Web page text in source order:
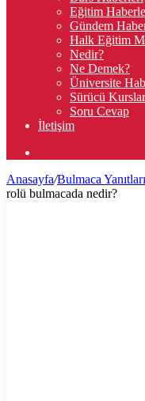
Eğitim
Gündem
Halk Eğitim
Nedir?
Ne Demek?
Üniversite
Sürücü
Soru Cevap
İletişim
...
Anasayfa/Bulmaca Yanıtları
rolü bulmacada nedir?